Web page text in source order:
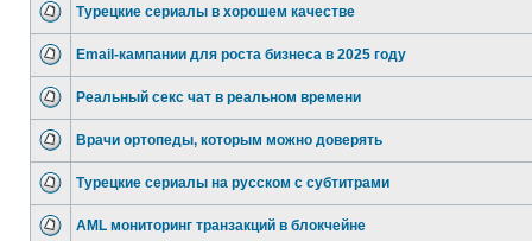
Турецкие сериалы в хорошем качестве
Email-кампании для роста бизнеса в 2025 году
Реальный секс чат в реальном времени
Врачи ортопеды, которым можно доверять
Турецкие сериалы на русском с субтитрами
AML мониторинг транзакций в блокчейне